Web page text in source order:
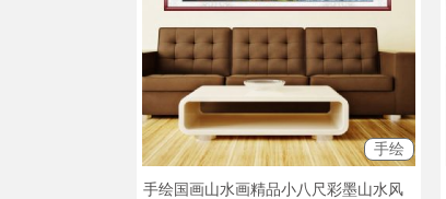
手绘
手绘国画山水画精品小八尺彩墨山水风